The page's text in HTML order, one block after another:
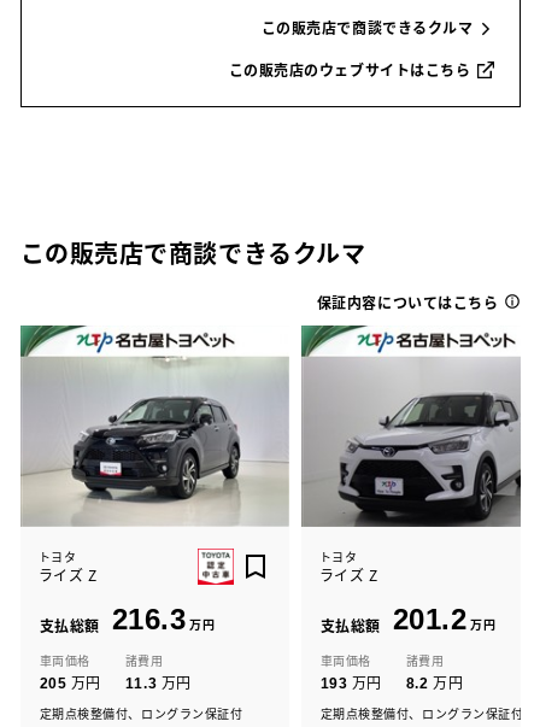
この販売店で商談できるクルマ
この販売店のウェブサイトはこちら
この販売店で商談できるクルマ
保証内容についてはこちら
トヨタ
ライズ Z
支払総額 216.3 万円
車両価格
205 万円
諸費用
11.3 万円
定期点検整備付、ロングラン保証付
トヨタ
ライズ Z
支払総額 201.2 万円
車両価格
193 万円
諸費用
8.2 万円
定期点検整備付、ロングラン保証付